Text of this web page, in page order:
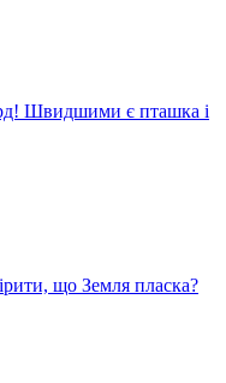
Швидшими є пташка і
що Земля пласка?